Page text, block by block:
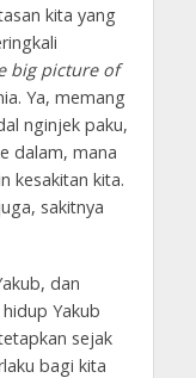
kita yang
big picture of
Ya, memang
nginjek paku,
dalam, mana
kesakitan kita.
sakitnya
dan
Yakub
sejak
bagi kita